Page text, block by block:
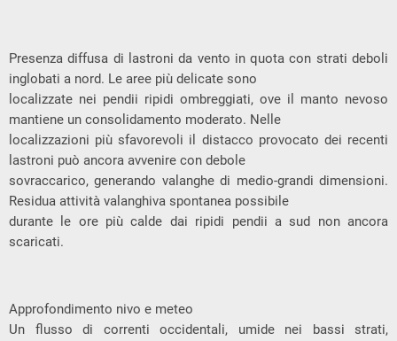
Presenza diffusa di lastroni da vento in quota con strati deboli
inglobati a nord. Le aree più delicate sono
localizzate nei pendii ripidi ombreggiati, ove il manto nevoso
mantiene un consolidamento moderato. Nelle
localizzazioni più sfavorevoli il distacco provocato dei recenti
lastroni può ancora avvenire con debole
sovraccarico, generando valanghe di medio-grandi dimensioni.
Residua attività valanghiva spontanea possibile
durante le ore più calde dai ripidi pendii a sud non ancora
scaricati.
Approfondimento nivo e meteo
Un flusso di correnti occidentali, umide nei bassi strati,